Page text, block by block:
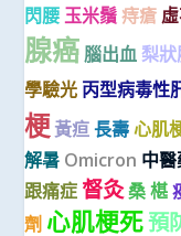
閃腰 玉米鬚 痔瘡
腺癌 腦出血 梨
學驗光 丙型病毒性
梗 黃疸 長壽 心肌
解暑 Omicron 中
跟痛症 督灸桑 椹
劑 心肌梗死預